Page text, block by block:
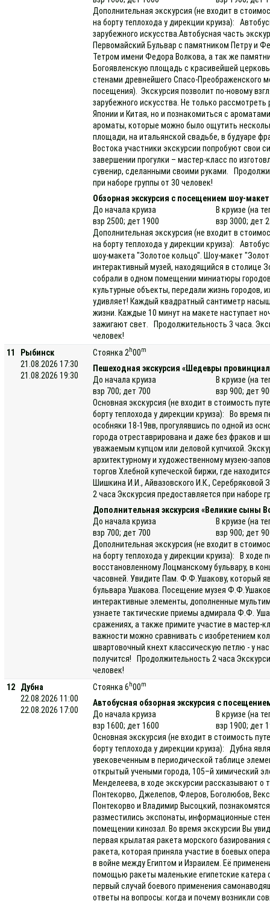
Дополнительная экскурсия (не входит в
на борту теплохода у дирекции круиза):
зарубежного искусства.Автобусная часть
Первомайский Бульвар с памятником Петру и
Тетром имени Федора Волкова, а так же
Богоявленскую площадь с красивейшей
стенами древнейшего Спасо-Преображенского
посещения). Экскурсия позволит по-новому
зарубежного искусства. Не только
Японии и Китая, но и познакомиться с
ароматы, которые можно было ощутить
площади, на итальянской свадьбе, в будуаре
Востока участники экскурсии попробуют свои
завершении прогулки – мастер-класс по
сувенир, сделанными своими руками.
при наборе группы от 30 человек!
Обзорная экскурсия с посещением шоу-
До начала круиза
взр 2500; дет 1900
В круизе (на
взр 3000; дет
Дополнительная экскурсия (не входит в
на борту теплохода у дирекции круиза):
шоу-макета "Золотое кольцо". Шоу-макет
интерактивный музей, находящийся в столице
собрали в одном помещении миниатюры
культурные объекты, передали жизнь городов,
удивляет! Каждый квадратный сантиметр
жизни. Каждые 10 минут на макете наступает
зажигают свет. Продолжительность 3 часа.
человек!
11
Рыбинск
21.08.2026 17:30
21.08.2026 19:30
Стоянка 2 h00m
Пешеходная экскурсия «Шедевры
До начала круиза
взр 700; дет 700
В круизе (на
взр 900; дет
Основная экскурсия (не входит в стоимость
борту теплохода у дирекции круиза): Во время
особняки 18-19вв, прогулявшись по одной из
города отреставрирована и даже без фраков и
уважаемым купцом или деловой купчихой.
архитектурному и художественному музею-
торгов Хлебной купеческой биржи, где
Шишкина И.И., Айвазовского И.К., Серебряковой
2 часа Экскурсия предоставляется при наборе
Дополнительная экскурсия «Великие сыны
До начала круиза
взр 700; дет 700
В круизе (на
взр 900; дет
Дополнительная экскурсия (не входит в
на борту теплохода у дирекции круиза): В ходе
восстановленному Лоцманскому бульвару, в
часовней. Увидите Пам. Ф.Ф.Ушакову, который
бульвара Ушакова. Посещение музея
интерактивные элементы, дополненные
узнаете тактические приемы адмирала Ф.Ф.
сражениях, а также примите участие в мастер-
важности можно сравнивать с изобретением
швартовочный кнехт классическую петлю - у
получится! Продолжительность 2 часа
человек!
12
Дубна
22.08.2026 11:00
22.08.2026 17:00
Стоянка 6 h00m
Автобусная обзорная экскурсия с
До начала круиза
взр 1600; дет 1600
В круизе (на
взр 1900; дет
Основная экскурсия (не входит в стоимость
борту теплохода у дирекции круиза): Дубна
увековеченным в периодической таблице
открытый учеными города, 105–й химический
Менделеева, в ходе экскурсии рассказывают о
Понтекорво, Джелепов, Флеров, Боголюбов,
Понтекорво и Владимир Высоцкий,
разместились экспонаты, информационные
помещении кинозал. Во время экскурсии Вы
первая крылатая ракета морского
ракета, которая приняла участие в боевых
в войне между Египтом и Израилем. Её
помощью ракеты маленькие египетские катера
первый случай боевого применения
ответы на вопросы: когда и почему возникли